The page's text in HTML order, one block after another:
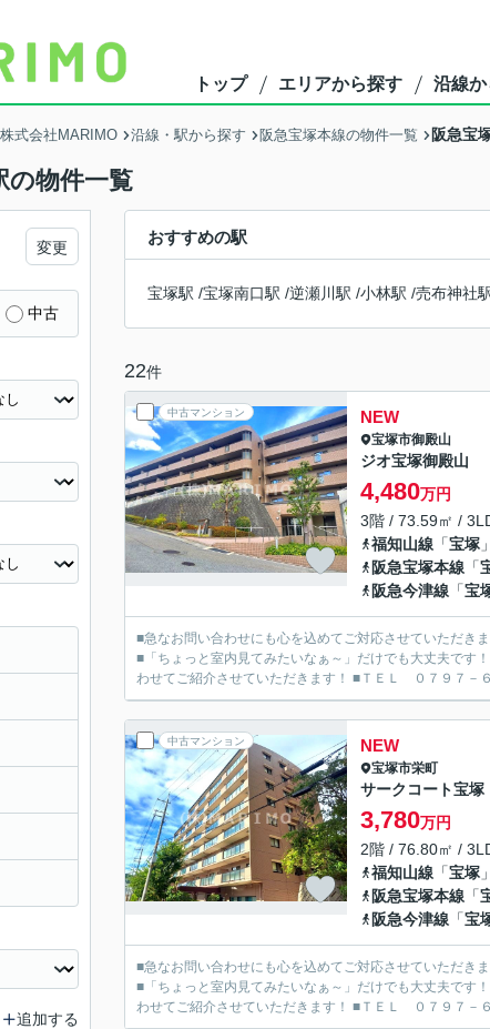
トップ エリアから探す 沿線
式会社MARIMO 沿線・駅から探す 阪急宝塚本線の物件一覧 阪急宝
の物件一覧
おすすめの駅
宝塚駅 /宝塚南口駅 /逆瀬川駅 /小林駅 /売布神社
22件
中古マンション NEW
宝塚市御殿山
ジオ宝塚御殿山
4,480万円
3階 / 73.59㎡ /
福知山線 「宝塚
阪急宝塚本線 「
阪急今津線 「宝
■急なお問い合わせにも心を込めてご対応させていただき
■「ちょっと室内見てみたいなぁ～」だけでも大丈夫です
中古マンション NEW
宝塚市栄町
サークコート宝塚
3,780万円
2階 / 76.80㎡ /
福知山線 「宝塚
阪急宝塚本線 「
阪急今津線 「宝
■急なお問い合わせにも心を込めてご対応させていただき
■「ちょっと室内見てみたいなぁ～」だけでも大丈夫です
変更
中古
追加する